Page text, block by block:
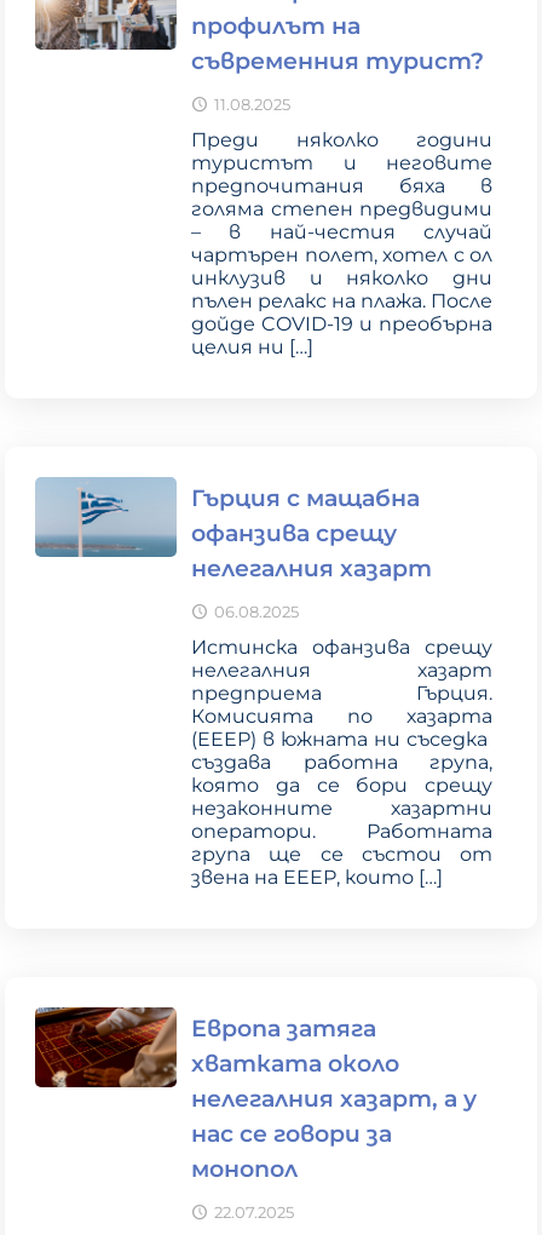
профилът на
съвременния турист?
11.08.2025
Преди няколко години
туристът и неговите
предпочитания бяха в
голяма степен предвидими
– в най-честия случай
чартърен полет, хотел с ол
инклузив и няколко дни
пълен релакс на плажа. После
дойде COVID-19 и преобърна
целия ни […]
Гърция с мащабна
офанзива срещу
нелегалния хазарт
06.08.2025
Истинска офанзива срещу
нелегалния хазарт
предприема Гърция.
Комисията по хазарта
(EEEP) в южната ни съседка
създава работна група,
която да се бори срещу
незаконните хазартни
оператори. Работната
група ще се състои от
звена на EEEP, които […]
Европа затяга
хватката около
нелегалния хазарт, а у
нас се говори за
монопол
22.07.2025